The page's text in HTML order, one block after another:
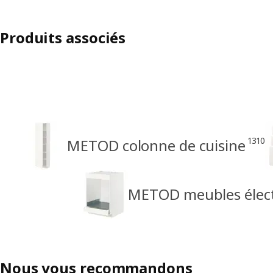
Produits associés
METOD colonne de cuisine 1310
METOD meubles
Nous vous recommandons